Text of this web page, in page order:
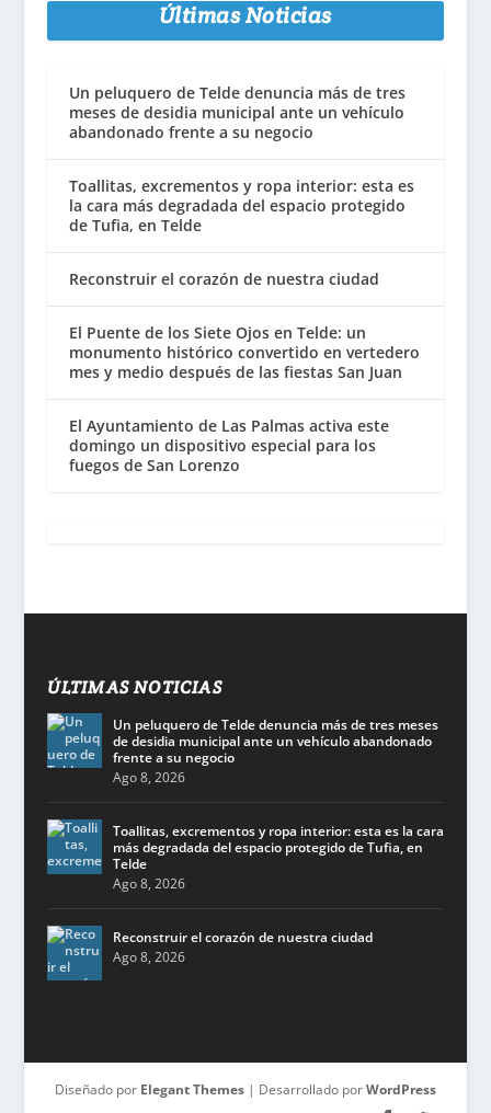
Últimas Noticias
Un peluquero de Telde denuncia más de tres
meses de desidia municipal ante un vehículo
abandonado frente a su negocio
Toallitas, excrementos y ropa interior: esta es
la cara más degradada del espacio protegido
de Tufia, en Telde
Reconstruir el corazón de nuestra ciudad
El Puente de los Siete Ojos en Telde: un
monumento histórico convertido en vertedero
mes y medio después de las fiestas San Juan
El Ayuntamiento de Las Palmas activa este
domingo un dispositivo especial para los
fuegos de San Lorenzo
ÚLTIMAS NOTICIAS
Un peluquero de Telde denuncia más de tres meses
de desidia municipal ante un vehículo abandonado
frente a su negocio
Ago 8, 2026
Toallitas, excrementos y ropa interior: esta es la cara
más degradada del espacio protegido de Tufia, en
Telde
Ago 8, 2026
Reconstruir el corazón de nuestra ciudad
Ago 8, 2026
Diseñado por Elegant Themes| Desarrollado porWordPress